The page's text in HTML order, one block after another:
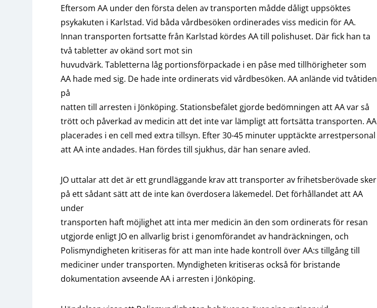
Eftersom AA under den första delen av transporten mådde dåligt uppsöktes
psykakuten i Karlstad. Vid båda vårdbesöken ordinerades viss medicin för AA.
Innan transporten fortsatte från Karlstad kördes AA till polishuset. Där fick han ta
två tabletter av okänd sort mot sin
huvudvärk. Tabletterna låg portionsförpackade i en påse med tillhörigheter som
AA hade med sig. De hade inte ordinerats vid vårdbesöken. AA anlände vid tvåtiden
på
natten till arresten i Jönköping. Stationsbefälet gjorde bedömningen att AA var så
trött och påverkad av medicin att det inte var lämpligt att fortsätta transporten. AA
placerades i en cell med extra tillsyn. Efter 30-45 minuter upptäckte arrestpersonal
att AA inte andades. Han fördes till sjukhus, där han senare avled.
JO uttalar att det är ett grundläggande krav att transporter av frihetsberövade sker
på ett sådant sätt att de inte kan överdosera läkemedel. Det förhållandet att AA
under
transporten haft möjlighet att inta mer medicin än den som ordinerats för resan
utgjorde enligt JO en allvarlig brist i genomförandet av handräckningen, och
Polismyndigheten kritiseras för att man inte hade kontroll över AA:s tillgång till
mediciner under transporten. Myndigheten kritiseras också för bristande
dokumentation avseende AA i arresten i Jönköping.